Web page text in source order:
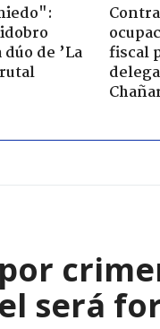
de ’La
fiscal
será